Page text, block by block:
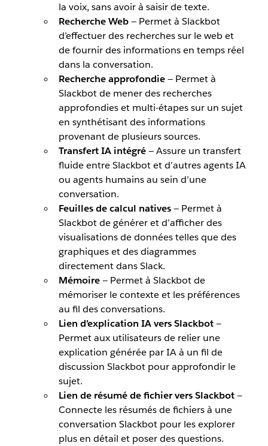
la voix, sans avoir à saisir de texte.
Recherche Web— Permet à Slackbot
d’effectuer des recherches sur le web et
de fournir des informations en temps réel
dans la conversation.
Recherche approfondie— Permet à
Slackbot de mener des recherches
approfondies et multi-étapes sur un sujet
en synthétisant des informations
provenant de plusieurs sources.
Transfert IA intégré— Assure un transfert
fluide entre Slackbot et d’autres agents IA
ou agents humains au sein d’une
conversation.
Feuilles de calcul natives— Permet à
Slackbot de générer et d’afficher des
visualisations de données telles que des
graphiques et des diagrammes
directement dans Slack.
Mémoire— Permet à Slackbot de
mémoriser le contexte et les préférences
au fil des conversations.
Lien d’explication IA vers Slackbot—
Permet aux utilisateurs de relier une
explication générée par IA à un fil de
discussion Slackbot pour approfondir le
sujet.
Lien de résumé de fichier vers Slackbot—
Connecte les résumés de fichiers à une
conversation Slackbot pour les explorer
plus en détail et poser des questions.